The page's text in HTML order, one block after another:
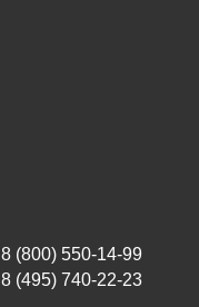
8 (800) 550-14-99
8 (495) 740-22-23